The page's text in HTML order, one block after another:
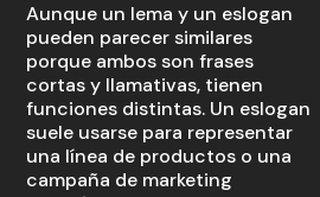
Aunque un lema y un eslogan
pueden parecer similares
porque ambos son frases
cortas y llamativas, tienen
funciones distintas. Un eslogan
suele usarse para representar
una línea de productos o una
campaña de marketing